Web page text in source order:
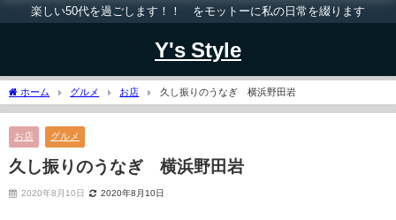
楽しい50代を過ごします！！ をモットーに私の日常を綴ります
Y's Style
ホーム グルメ お店 久し振りのうなぎ 横浜野田岩
お店 グルメ
久し振りのうなぎ 横浜野田岩
2020年8月10日 2020年8月10日